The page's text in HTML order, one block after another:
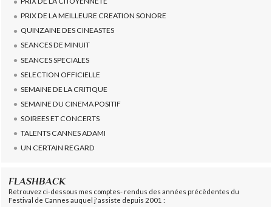
PRIX DE LA MEILLEURE CREATION SONORE
QUINZAINE DES CINEASTES
SEANCES DE MINUIT
SEANCES SPECIALES
SELECTION OFFICIELLE
SEMAINE DE LA CRITIQUE
SEMAINE DU CINEMA POSITIF
SOIREES ET CONCERTS
TALENTS CANNES ADAMI
UN CERTAIN REGARD
FLASHBACK
Retrouvez ci-dessous mes comptes- rendus des années précèdentes du
Festival de Cannes auquel j'assiste depuis 2001 :